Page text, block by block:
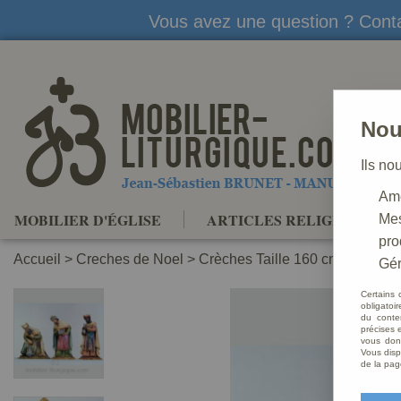
Vous avez une question ?
MOBILIER D'ÉGLISE ARTICLES RELIGIEUX
Accueil > Creches de Noel > Crèches Taille 160 cm
Ils
Certains
du
précises
vous
Vous
de la